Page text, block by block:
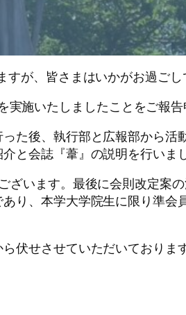
が、皆さまはいかがお過ごし
施いたしましたことをご報告
た後、執行部と広報部から活
と会誌『葦』の説明を行いまし
います。最後に会則改定案
り、本学大学院生に限り準会
伏せさせていただいておりま